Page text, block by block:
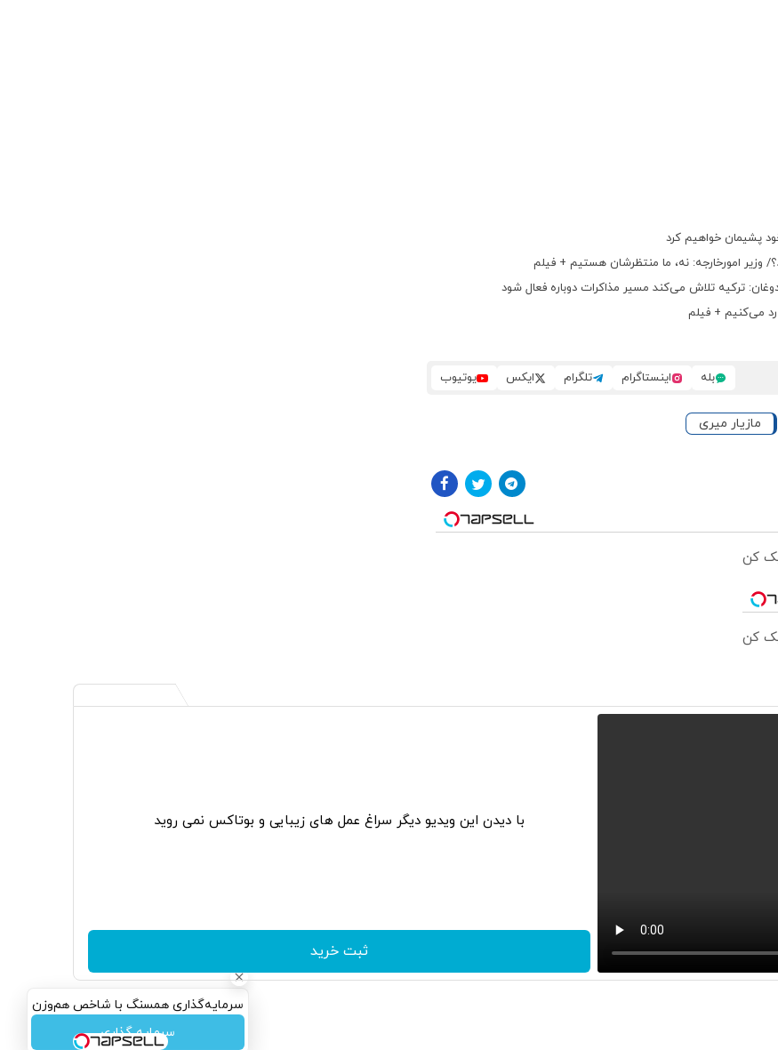
پشیمان خواهیم کرد
وزیر امورخارجه: نه، ما منتظرشان هستیم + فیلم
ترکیه تلاش می‌کند مسیر مذاکرات دوباره فعال شود
رد می‌کنیم + فیلم
بله اینستاگرام تلگرام ایکس یوتیوب
مازیار میری
کن
کن
سرمایه‌گذاری همسنگ با شاخص هم‌وزن
سرمایه گذاری
با دیدن این ویدیو دیگر سراغ عمل های زیبایی و بوتاکس نمی روید
ثبت خرید